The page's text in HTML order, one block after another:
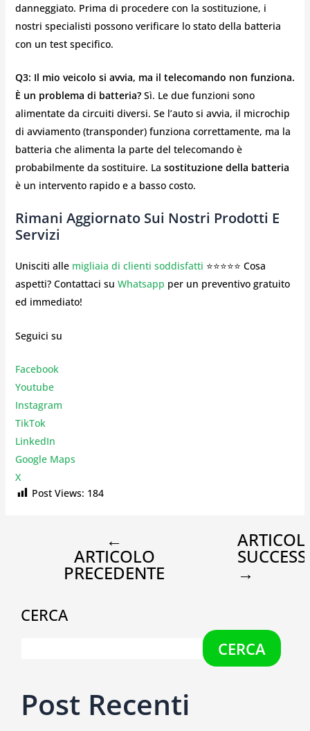
danneggiato. Prima di procedere con la sostituzione, i
nostri specialisti possono verificare lo stato della batteria
con un test specifico.
Q3: Il mio veicolo si avvia, ma il telecomando non funziona.
È un problema di batteria?Sì. Le due funzioni sono
alimentate da circuiti diversi. Se l’auto si avvia, il microchip
di avviamento (transponder) funziona correttamente, ma la
batteria che alimenta la parte del telecomando è
probabilmente da sostituire. La sostituzione della batteria
è un intervento rapido e a basso costo.
Rimani Aggiornato Sui Nostri Prodotti E
Servizi
Unisciti alle migliaia di clienti soddisfatti ⭐⭐⭐⭐⭐ Cosa
aspetti? Contattaci su Whatsapp per un preventivo gratuito
ed immediato!
Seguici su
Facebook
Youtube
Instagram
TikTok
LinkedIn
Google Maps
X
Post Views: 184
←
ARTICOLO
PRECEDENTE →
CERCA
CERCA
Post Recenti